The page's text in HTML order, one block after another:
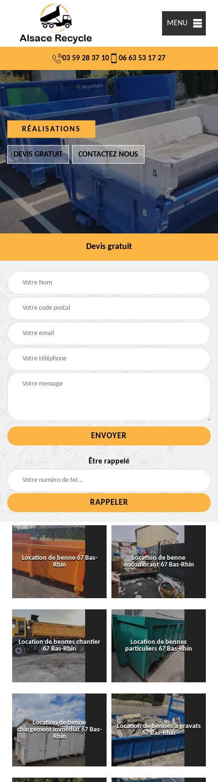
MENU
03 59 28 37 10 06 63 53 17 27
RÉALISATIONS
DEVIS GRATUIT CONTACTEZ NOUS
Devis gratuit
Être rappelé
Location de benne 67 Bas-
Rhin
Location de benne
encombrant 67 Bas-Rhin
Location de bennes chantier
67 Bas-Rhin
Location de bennes
particuliers 67 Bas-Rhin
Location de benne
chargement immédiat 67 Bas-
Rhin
Location de bennes à gravats
67 Bas-Rhin